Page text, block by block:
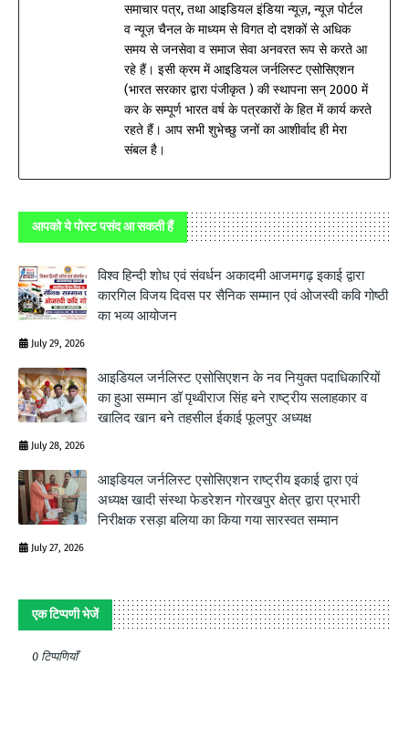
समाचार पत्र, तथा आइडियल इंडिया न्यूज़, न्यूज़ पोर्टल
व न्यूज़ चैनल के माध्यम से विगत दो दशकों से अधिक
समय से जनसेवा व समाज सेवा अनवरत रूप से करते आ
रहे हैं। इसी क्रम में आइडियल जर्नलिस्ट एसोसिएशन
(भारत सरकार द्वारा पंजीकृत ) की स्थापना सन् 2000 में
कर के सम्पूर्ण भारत वर्ष के पत्रकारों के हित में कार्य करते
रहते हैं। आप सभी शुभेच्छु जनों का आशीर्वाद ही मेरा
संबल है।
आपको ये पोस्ट पसंद आ सकती हैं
विश्व हिन्दी शोध एवं संवर्धन अकादमी आजमगढ़ इकाई द्वारा
कारगिल विजय दिवस पर सैनिक सम्मान एवं ओजस्वी कवि गोष्ठी
का भव्य आयोजन
July 29, 2026
आइडियल जर्नलिस्ट एसोसिएशन के नव नियुक्त पदाधिकारियों
का हुआ सम्मान डॉ पृथ्वीराज सिंह बने राष्ट्रीय सलाहकार व
खालिद खान बने तहसील ईकाई फूलपुर अध्यक्ष
July 28, 2026
आइडियल जर्नलिस्ट एसोसिएशन राष्ट्रीय इकाई द्वारा एवं
अध्यक्ष खादी संस्था फेडरेशन गोरखपुर क्षेत्र द्वारा प्रभारी
निरीक्षक रसड़ा बलिया का किया गया सारस्वत सम्मान
July 27, 2026
एक टिप्पणी भेजें
0 टिप्पणियाँ